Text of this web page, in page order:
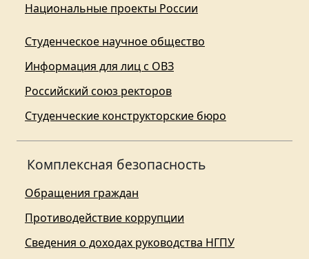
Национальные проекты России
Студенческое научное общество
Информация для лиц с ОВЗ
Российский союз ректоров
Студенческие конструкторские бюро
Комплексная безопасность
Обращения граждан
Противодействие коррупции
Сведения о доходах руководства НГПУ